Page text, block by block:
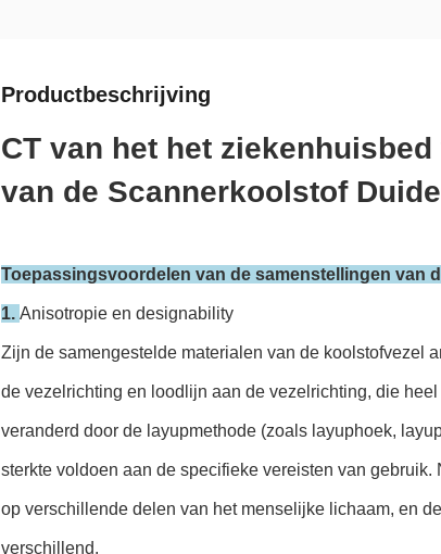
Productbeschrijving
CT van het het
van de Scannerkoolstof
Toepassingsvoordelen van de samenstellingen van
1. Anisotropie en designability
Zijn de samengestelde materialen van de koolstofvezel
de vezelrichting en loodlijn aan de vezelrichting, die
veranderd door de layupmethode (zoals layuphoek,
sterkte voldoen aan de specifieke vereisten van
op verschillende delen van het menselijke lichaam, en
verschillend.